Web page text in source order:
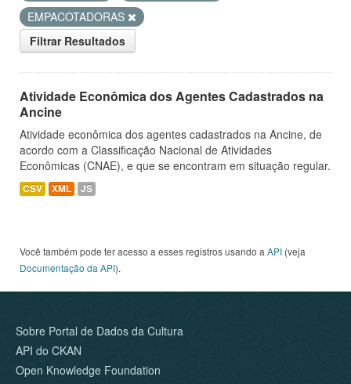
EMPACOTADORAS
Filtrar Resultados
Atividade Econômica dos Agentes Cadastrados na
Ancine
Atividade econômica dos agentes cadastrados na Ancine, de
acordo com a Classificação Nacional de Atividades
Econômicas (CNAE), e que se encontram em situação regular.
CSV XML JS
Você também pode ter acesso a esses registros usando a API (veja
Documentação da API).
Sobre Portal de Dados da Cultura
API do CKAN
Open Knowledge Foundation